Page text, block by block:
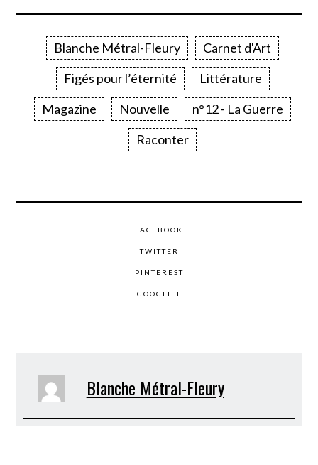
Blanche Métral-Fleury
Carnet d'Art
Figés pour l’éternité
Littérature
Magazine
Nouvelle
n°12 - La Guerre
Raconter
FACEBOOK
TWITTER
PINTEREST
GOOGLE +
Blanche Métral-Fleury